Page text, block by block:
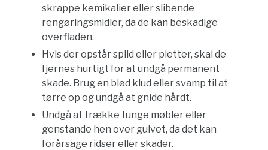
skrappe kemikalier eller slibende
rengøringsmidler, da de kan beskadige
overfladen.
Hvis der opstår spild eller pletter, skal de
fjernes hurtigt for at undgå permanent
skade. Brug en blød klud eller svamp til at
tørre op og undgå at gnide hårdt.
Undgå at trække tunge møbler eller
genstande hen over gulvet, da det kan
forårsage ridser eller skader.